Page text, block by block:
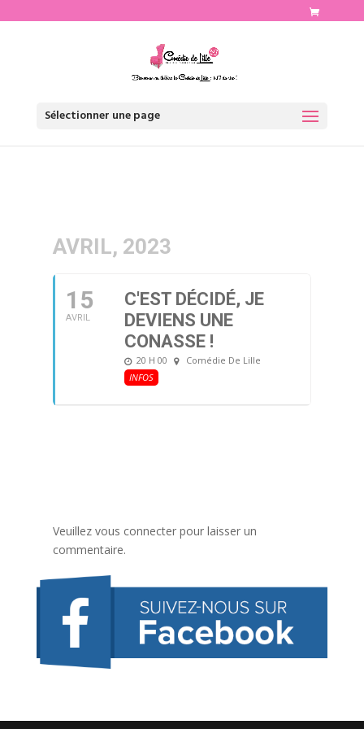
Sélectionner une page
AVRIL, 2023
15
AVRIL
C'EST DÉCIDÉ, JE
DEVIENS UNE
CONASSE !
20 H 00
Comédie De Lille
INFOS
Veuillez vous connecter pour laisser un
commentaire.